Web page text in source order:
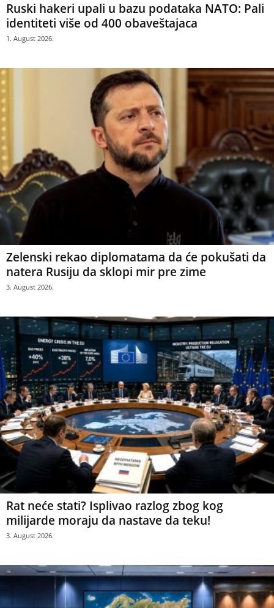
Ruski hakeri upali u bazu podataka NATO: Pali
identiteti više od 400 obaveštajaca
1. August 2026.
Zelenski rekao diplomatama da će pokušati da
natera Rusiju da sklopi mir pre zime
3. August 2026.
Rat neće stati? Isplivao razlog zbog kog
milijarde moraju da nastave da teku!
3. August 2026.